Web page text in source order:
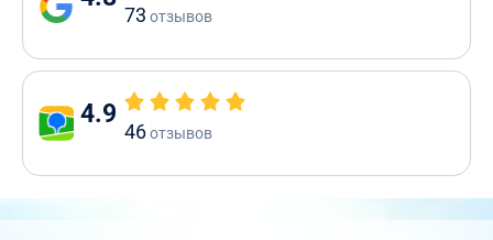
73 отзывов
4.9
46отзывов